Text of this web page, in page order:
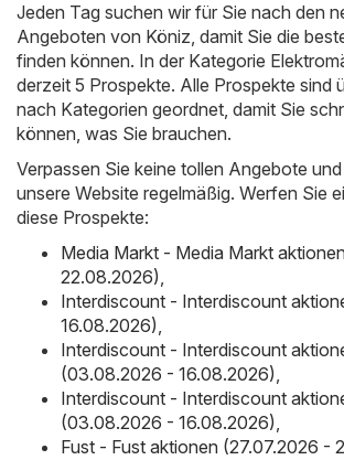
Jeden Tag suchen wir für Sie nach den
Angeboten von Köniz, damit Sie die
finden können. In der Kategorie
derzeit 5 Prospekte. Alle Prospekte sind
nach Kategorien geordnet, damit Sie
können, was Sie brauchen.
Verpassen Sie keine tollen Angebote
unsere Website regelmäßig. Werfen Sie
diese Prospekte:
Media Markt - Media Markt
22.08.2026),
Interdiscount - Interdiscount
16.08.2026),
Interdiscount - Interdiscount
(03.08.2026 - 16.08.2026),
Interdiscount - Interdiscount
(03.08.2026 - 16.08.2026),
Fust - Fust aktionen (27.07.2026 -